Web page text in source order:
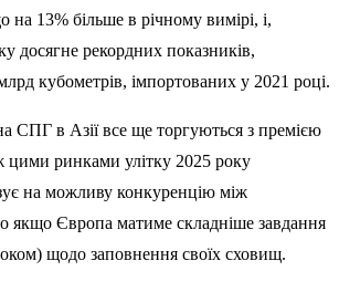
на 13% більше в річному вимірі, і,
досягне рекордних показників,
кубометрів, імпортованих у 2021 році.
СПГ в Азії все ще торгуються з премією
цими ринками улітку 2025 року
на можливу конкуренцію між
якщо Європа матиме складніше завдання
щодо заповнення своїх сховищ.